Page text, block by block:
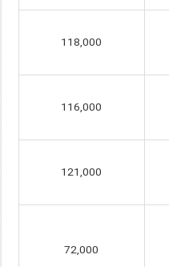
118,000
116,000
121,000
72,000